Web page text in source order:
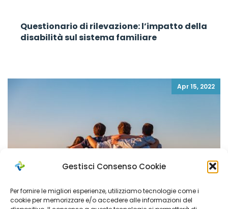
Gestisci Consenso Cookie
Per fornire le migliori esperienze, utilizziamo tecnologie come i
cookie per memorizzare e/o accedere alle informazioni del
Questionario di rilevazione: l’impatto della
disabilità sul sistema familiare
Apr 15, 2022